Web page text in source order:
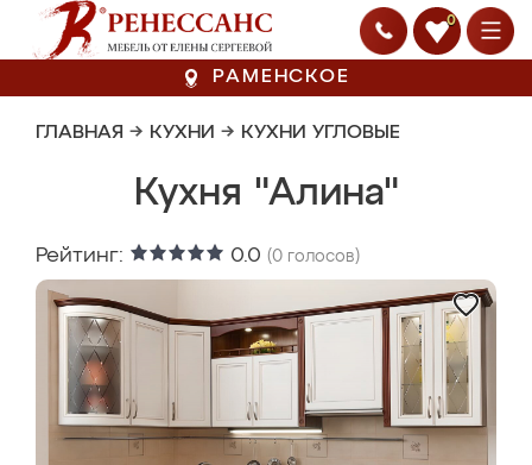
0
РАМЕНСКОЕ
ГЛАВНАЯ → КУХНИ → КУХНИ УГЛОВЫЕ
Кухня "Алина"
Рейтинг: 0.0 (0 голосов)